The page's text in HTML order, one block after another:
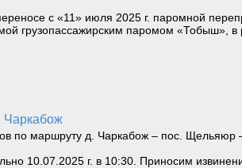
с «11» июля 2025 г. паромной
грузопассажирским паромом «Тобыш», в
Чаркабож
по маршруту д. Чаркабож – пос. Щельяюр
10.07.2025 г. в 10:30. Приносим